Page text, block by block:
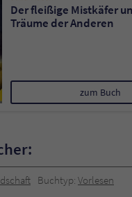
Der fleißige Mistkäfer
Träume der Anderen
zum Buch
Buchtyp: Vorlesen